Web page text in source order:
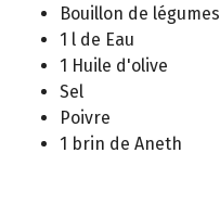
Bouillon de légumes
1 l de Eau
1 Huile d'olive
Sel
Poivre
1 brin de Aneth